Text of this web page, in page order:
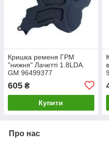
Кришка ременя ГРМ
"нижня" Лачетті 1.8LDA.
GM 96499377
605 ₴
Купити
Про нас